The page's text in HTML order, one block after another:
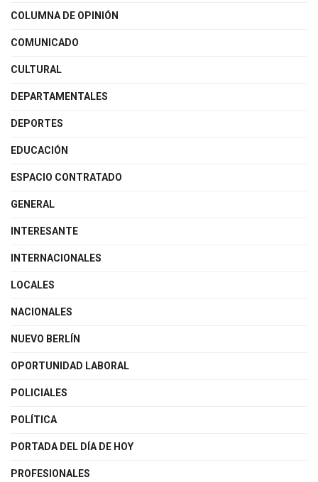
COLUMNA DE OPINIÓN
COMUNICADO
CULTURAL
DEPARTAMENTALES
DEPORTES
EDUCACIÓN
ESPACIO CONTRATADO
GENERAL
INTERESANTE
INTERNACIONALES
LOCALES
NACIONALES
NUEVO BERLÍN
OPORTUNIDAD LABORAL
POLICIALES
POLÍTICA
PORTADA DEL DÍA DE HOY
PROFESIONALES